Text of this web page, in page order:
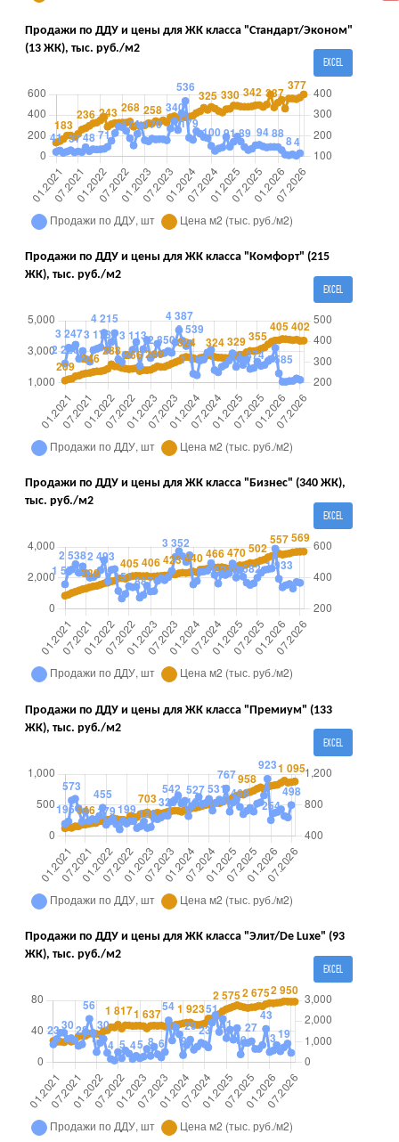
Продажи по ДДУ и цены для ЖК класса "Стандарт/Эконом"
(13 ЖК), тыс. руб./м2
EXCEL
Продажи по ДДУ и цены для ЖК класса "Комфорт" (215
ЖК), тыс. руб./м2
EXCEL
Продажи по ДДУ и цены для ЖК класса "Бизнес" (340 ЖК),
тыс. руб./м2
EXCEL
Продажи по ДДУ и цены для ЖК класса "Премиум" (133
ЖК), тыс. руб./м2
EXCEL
Продажи по ДДУ и цены для ЖК класса "Элит/De Luxe" (93
ЖК), тыс. руб./м2
EXCEL